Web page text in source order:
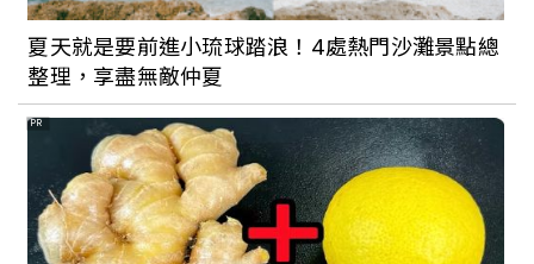
夏天就是要前進小琉球踏浪！4處熱門沙灘景點總
整理，享盡無敵仲夏
PR